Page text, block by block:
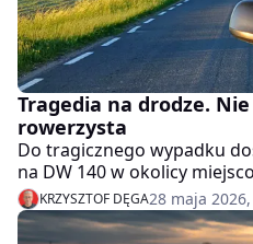
Tragedia na drodze.
rowerzysta
Do tragicznego wypadku
na DW 140 w okolicy
czarnkowsko-trzcianecki ).
osobowego z rowerzystą
KRZYSZTOF DĘGA28 maja